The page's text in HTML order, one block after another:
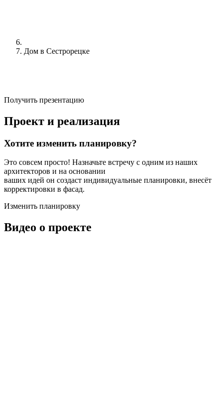
Дом в Сестрорецке
Получить презентацию
Проект и реализация
Хотите изменить планировку?
Это совсем просто! Назначьте встречу с одним из наших
архитекторов и на основании
ваших идей он создаст индивидуальные планировки, внесёт
корректировки в фасад.
Изменить планировку
Видео о проекте